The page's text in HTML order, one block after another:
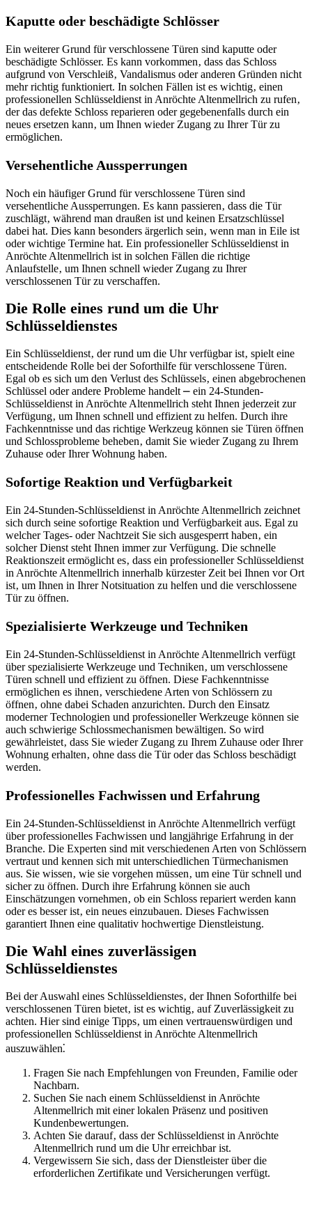
Kaputte oder beschädigte Schlösser
Ein weiterer Grund für verschlossene Türen sind kaputte oder
beschädigte Schlösser.​ Es kann vorkommen‚ dass das Schloss
aufgrund von Verschleiß‚ Vandalismus oder anderen Gründen nicht
mehr richtig funktioniert.​ In solchen Fällen ist es wichtig‚ einen
professionellen Schlüsseldienst in Anröchte Altenmellrich zu rufen‚
der das defekte Schloss reparieren oder gegebenenfalls durch ein
neues ersetzen kann‚ um Ihnen wieder Zugang zu Ihrer Tür zu
ermöglichen.​
Versehentliche Aussperrungen
Noch ein häufiger Grund für verschlossene Türen sind
versehentliche Aussperrungen. Es kann passieren‚ dass die Tür
zuschlägt‚ während man draußen ist und keinen Ersatzschlüssel
dabei hat. Dies kann besonders ärgerlich sein‚ wenn man in Eile ist
oder wichtige Termine hat.​ Ein professioneller Schlüsseldienst in
Anröchte Altenmellrich ist in solchen Fällen die richtige
Anlaufstelle‚ um Ihnen schnell wieder Zugang zu Ihrer
verschlossenen Tür zu verschaffen.​
Die Rolle eines rund um die Uhr
Schlüsseldienstes
Ein Schlüsseldienst‚ der rund um die Uhr verfügbar ist‚ spielt eine
entscheidende Rolle bei der Soforthilfe für verschlossene Türen.​
Egal ob es sich um den Verlust des Schlüssels‚ einen abgebrochenen
Schlüssel oder andere Probleme handelt ⎼ ein 24-Stunden-
Schlüsseldienst in Anröchte Altenmellrich steht Ihnen jederzeit zur
Verfügung‚ um Ihnen schnell und effizient zu helfen.​ Durch ihre
Fachkenntnisse und das richtige Werkzeug können sie Türen öffnen
und Schlossprobleme beheben‚ damit Sie wieder Zugang zu Ihrem
Zuhause oder Ihrer Wohnung haben.​
Sofortige Reaktion und Verfügbarkeit
Ein 24-Stunden-Schlüsseldienst in Anröchte Altenmellrich zeichnet
sich durch seine sofortige Reaktion und Verfügbarkeit aus.​ Egal zu
welcher Tages- oder Nachtzeit Sie sich ausgesperrt haben‚ ein
solcher Dienst steht Ihnen immer zur Verfügung. Die schnelle
Reaktionszeit ermöglicht es‚ dass ein professioneller Schlüsseldienst
in Anröchte Altenmellrich innerhalb kürzester Zeit bei Ihnen vor Ort
ist‚ um Ihnen in Ihrer Notsituation zu helfen und die verschlossene
Tür zu öffnen.
Spezialisierte Werkzeuge und Techniken
Ein 24-Stunden-Schlüsseldienst in Anröchte Altenmellrich verfügt
über spezialisierte Werkzeuge und Techniken‚ um verschlossene
Türen schnell und effizient zu öffnen.​ Diese Fachkenntnisse
ermöglichen es ihnen‚ verschiedene Arten von Schlössern zu
öffnen‚ ohne dabei Schaden anzurichten.​ Durch den Einsatz
moderner Technologien und professioneller Werkzeuge können sie
auch schwierige Schlossmechanismen bewältigen.​ So wird
gewährleistet‚ dass Sie wieder Zugang zu Ihrem Zuhause oder Ihrer
Wohnung erhalten‚ ohne dass die Tür oder das Schloss beschädigt
werden.​
Professionelles Fachwissen und Erfahrung
Ein 24-Stunden-Schlüsseldienst in Anröchte Altenmellrich verfügt
über professionelles Fachwissen und langjährige Erfahrung in der
Branche.​ Die Experten sind mit verschiedenen Arten von Schlössern
vertraut und kennen sich mit unterschiedlichen Türmechanismen
aus.​ Sie wissen‚ wie sie vorgehen müssen‚ um eine Tür schnell und
sicher zu öffnen.​ Durch ihre Erfahrung können sie auch
Einschätzungen vornehmen‚ ob ein Schloss repariert werden kann
oder es besser ist‚ ein neues einzubauen.​ Dieses Fachwissen
garantiert Ihnen eine qualitativ hochwertige Dienstleistung.​
Die Wahl eines zuverlässigen
Schlüsseldienstes
Bei der Auswahl eines Schlüsseldienstes‚ der Ihnen Soforthilfe bei
verschlossenen Türen bietet‚ ist es wichtig‚ auf Zuverlässigkeit zu
achten. Hier sind einige Tipps‚ um einen vertrauenswürdigen und
professionellen Schlüsseldienst in Anröchte Altenmellrich
auszuwählen⁚
Fragen Sie nach Empfehlungen von Freunden‚ Familie oder
Nachbarn.​
Suchen Sie nach einem Schlüsseldienst in Anröchte
Altenmellrich mit einer lokalen Präsenz und positiven
Kundenbewertungen.​
Achten Sie darauf‚ dass der Schlüsseldienst in Anröchte
Altenmellrich rund um die Uhr erreichbar ist.​
Vergewissern Sie sich‚ dass der Dienstleister über die
erforderlichen Zertifikate und Versicherungen verfügt.​